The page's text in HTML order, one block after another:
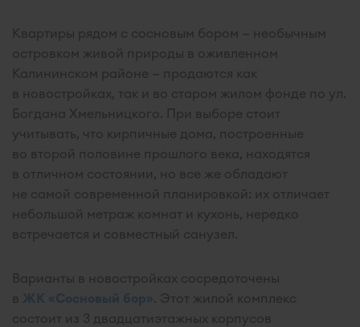
Квартиры рядом с сосновым бором — необычным
островком живой природы в оживленном
Калининском районе — продаются как
в новостройках, так и во старом жилом фонде по ул.
Богдана Хмельницкого. При выборе стоит
учитывать, что кирпичные дома, построенные
во второй половине прошлого века, находятся
в отличном состоянии, но все же обладают
не самой современной планировкой: их отличает
небольшой метраж комнат и кухонь, нередко
встречается и совместный санузел.
Варианты в новостройках сосредоточены
в ЖК «Сосновый бор». Этот жилой комплекс
состоит из 3 двадцатиэтажных корпусов